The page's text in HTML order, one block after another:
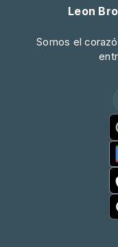
Leon
Somos el